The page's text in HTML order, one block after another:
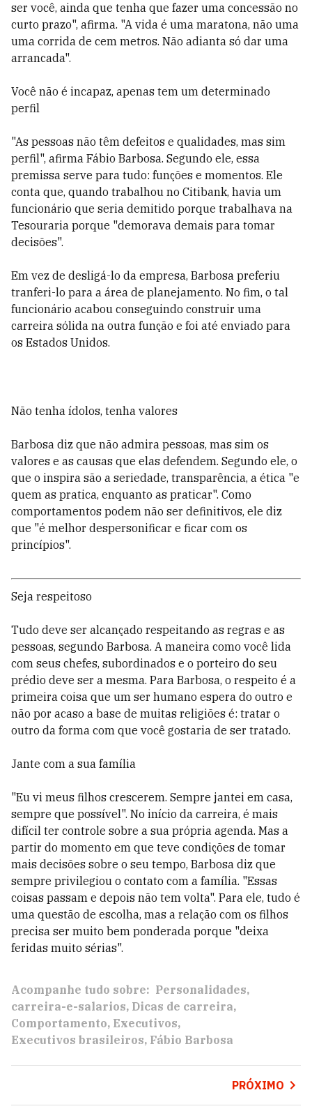
ser você, ainda que tenha que fazer uma concessão no
curto prazo", afirma. "A vida é uma maratona, não uma
uma corrida de cem metros. Não adianta só dar uma
arrancada".
Você não é incapaz, apenas tem um determinado
perfil
"As pessoas não têm defeitos e qualidades, mas sim
perfil", afirma Fábio Barbosa. Segundo ele, essa
premissa serve para tudo: funções e momentos. Ele
conta que, quando trabalhou no Citibank, havia um
funcionário que seria demitido porque trabalhava na
Tesouraria porque "demorava demais para tomar
decisões".
Em vez de desligá-lo da empresa, Barbosa preferiu
tranferi-lo para a área de planejamento. No fim, o tal
funcionário acabou conseguindo construir uma
carreira sólida na outra função e foi até enviado para
os Estados Unidos.
Não tenha ídolos, tenha valores
Barbosa diz que não admira pessoas, mas sim os
valores e as causas que elas defendem. Segundo ele, o
que o inspira são a seriedade, transparência, a ética "e
quem as pratica, enquanto as praticar". Como
comportamentos podem não ser definitivos, ele diz
que "é melhor despersonificar e ficar com os
princípios".
Seja respeitoso
Tudo deve ser alcançado respeitando as regras e as
pessoas, segundo Barbosa. A maneira como você lida
com seus chefes, subordinados e o porteiro do seu
prédio deve ser a mesma. Para Barbosa, o respeito é a
primeira coisa que um ser humano espera do outro e
não por acaso a base de muitas religiões é: tratar o
outro da forma com que você gostaria de ser tratado.
Jante com a sua família
"Eu vi meus filhos crescerem. Sempre jantei em casa,
sempre que possível". No início da carreira, é mais
difícil ter controle sobre a sua própria agenda. Mas a
partir do momento em que teve condições de tomar
mais decisões sobre o seu tempo, Barbosa diz que
sempre privilegiou o contato com a família. "Essas
coisas passam e depois não tem volta". Para ele, tudo é
uma questão de escolha, mas a relação com os filhos
precisa ser muito bem ponderada porque "deixa
feridas muito sérias".
Acompanhe tudo sobre: Personalidades
carreira-e-salarios Dicas de carreira
Comportamento Executivos
Executivos brasileiros Fábio Barbosa
PRÓXIMO